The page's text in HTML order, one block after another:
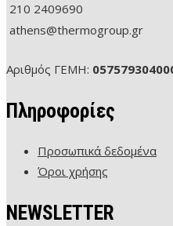
210 2409690
athens@thermogroup.gr
Αριθμός ΓΕΜΗ:
Πληροφορίες
Προσωπικά δεδομένα
Όροι χρήσης
NEWSLETTER